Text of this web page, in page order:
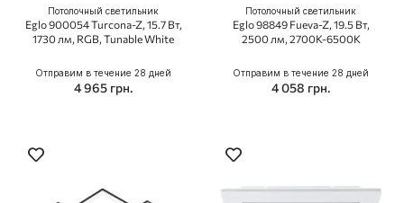
Потолочный светильник
Eglo 900054 Turcona-Z, 15.7 Вт,
1730 лм, RGB, Tunable White
Отправим в течение 28 дней
4 965 грн.
Потолочный светильник
Eglo 98849 Fueva-Z, 19.5 Вт,
2500 лм, 2700K-6500K
Отправим в течение 28 дней
4 058 грн.